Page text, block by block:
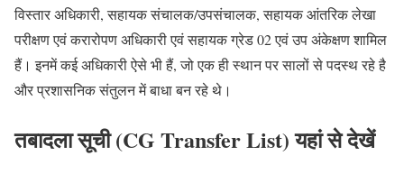
विस्तार अधिकारी, सहायक संचालक/उपसंचालक, सहायक आंतरिक लेखा
परीक्षण एवं करारोपण अधिकारी एवं सहायक ग्रेड 02 एवं उप अंकेक्षण शामिल
हैं। इनमें कई अधिकारी ऐसे भी हैं, जो एक ही स्थान पर सालों से पदस्थ रहे है
और प्रशासनिक संतुलन में बाधा बन रहे थे।
तबादला सूची (CG Transfer List) यहां से देखें